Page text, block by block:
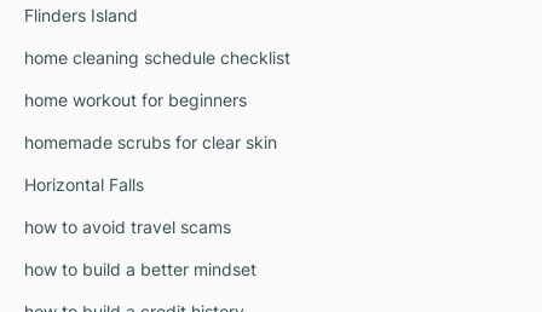
Flinders Island
home cleaning schedule checklist
home workout for beginners
homemade scrubs for clear skin
Horizontal Falls
how to avoid travel scams
how to build a better mindset